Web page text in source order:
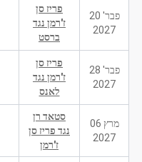
פבר' 20
2027
פריז סן
ז'רמן נגד
ברסט
פבר' 28
2027
פריז סן
ז'רמן נגד
לאנס
מרץ 06
2027
סטאד רן
נגד פריז סן
ז'רמן